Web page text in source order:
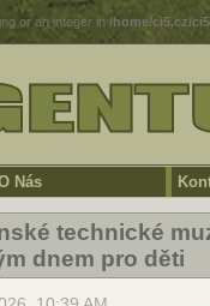
or an integer in/home/ci5.cz/
Nás
technické
dnem pro děti